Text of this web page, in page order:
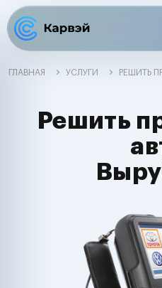
ГЛАВНАЯ УСЛУГИ РЕШИТЬ
Решить